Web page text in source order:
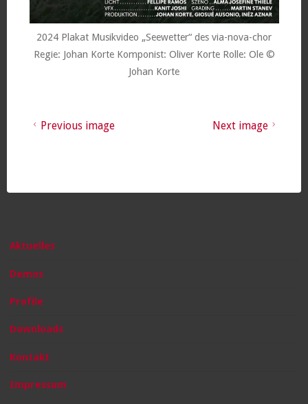
2024 Plakat Musikvideo „Seewetter“ des via-nova-chor
Regie: Johan Korte Komponist: Oliver Korte Rolle: Ole ©
Johan Korte
Previous image Next image
Aktuelles
Demos
Profile
Downloads
Kontakt
Impressum